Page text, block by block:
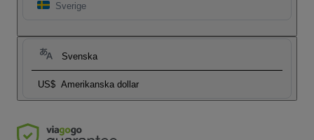
Sverige
Svenska
US$ Amerikanska dollar